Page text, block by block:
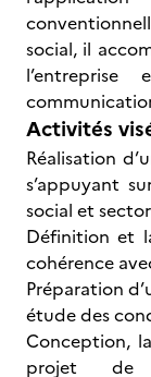
social, il
Activités
Réalisation
s’appuyant
social et
Définition et
cohérence
Préparation
étude des
Conception,
projet de